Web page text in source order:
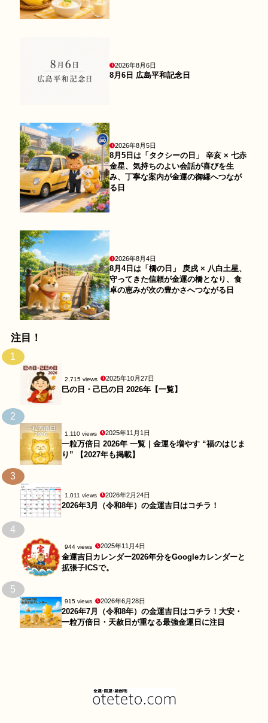
2026年8月6日
8月6日 広島平和記念日
2026年8月5日
8月5日は「タクシーの日」 辛亥 × 七赤
金星、気持ちのよい会話が喜びを生
み、丁寧な案内が金運の御縁へつなが
る日
2026年8月4日
8月4日は「橋の日」 庚戌 × 八白土星、
守ってきた信頼が金運の橋となり、食
卓の恵みが次の豊かさへつながる日
注目！
1
2,715 views 2025年10月27日
巳の日・己巳の日 2026年【一覧】
2
1,110 views 2025年11月1日
一粒万倍日 2026年 一覧｜金運を増やす “福のはじま
り” 【2027年も掲載】
3
1,011 views 2026年2月24日
2026年3月（令和8年）の金運吉日はコチラ！
4
944 views 2025年11月4日
金運吉日カレンダー2026年分をGoogleカレンダーと
拡張子ICSで。
5
915 views 2026年6月28日
2026年7月（令和8年）の金運吉日はコチラ！大安・
一粒万倍日・天赦日が重なる最強金運日に注目